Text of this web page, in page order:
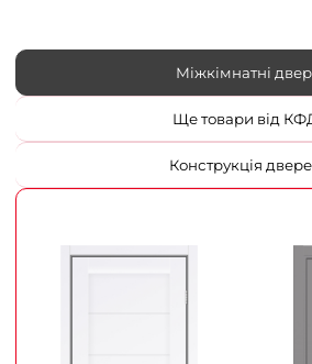
Міжкімнатні
Ще товари від
Конструкція